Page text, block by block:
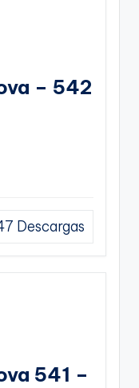
– 542
Descargas
541 –